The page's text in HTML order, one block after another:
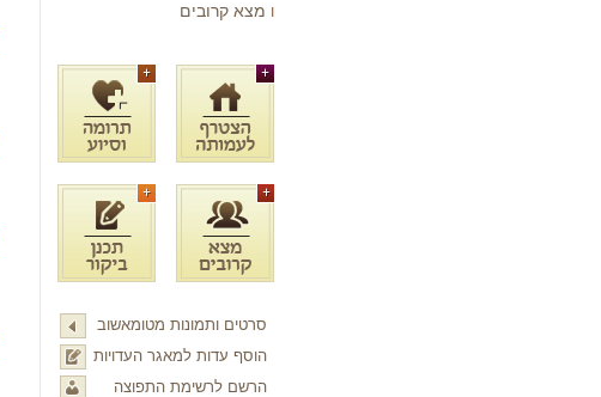
מצא קרובים
סרטים ותמונות מטומאשוב
הוסף עדות למאגר העדויות
הרשם לרשימת התפוצה